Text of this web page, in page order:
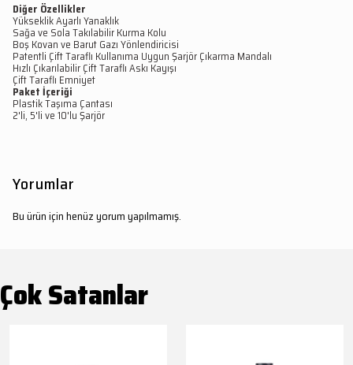
Diğer Özellikler
Yükseklik Ayarlı Yanaklık
Sağa ve Sola Takılabilir Kurma Kolu
Boş Kovan ve Barut Gazı Yönlendiricisi
Patentli Çift Taraflı Kullanıma Uygun Şarjör Çıkarma Mandalı
Hızlı Çıkarılabilir Çift Taraflı Askı Kayışı
Çift Taraflı Emniyet
Paket İçeriği
Plastik Taşıma Çantası
2'li, 5'li ve 10'lu Şarjör
Yorumlar
Bu ürün için henüz yorum yapılmamış.
Çok Satanlar